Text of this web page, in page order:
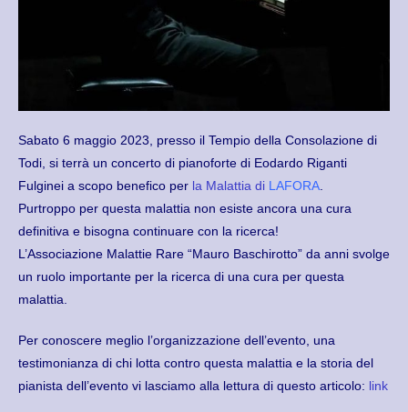
Sabato 6 maggio 2023, presso il Tempio della Consolazione di
Todi, si terrà un concerto di pianoforte di Eodardo Riganti
Fulginei a scopo benefico per la Malattia di LAFORA
Purtroppo per questa malattia non esiste ancora una cura
definitiva e bisogna continuare con la ricerca!
L’Associazione Malattie Rare “Mauro Baschirotto” da anni svolge
un ruolo importante per la ricerca di una cura per questa
malattia.
Per conoscere meglio l’organizzazione dell’evento, una
testimonianza di chi lotta contro questa malattia e la storia del
pianista dell’evento vi lasciamo alla lettura di questo articolo: link